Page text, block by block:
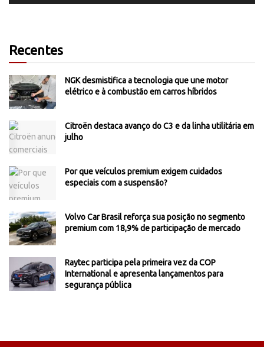
Recentes
NGK desmistifica a tecnologia que une motor
elétrico e à combustão em carros híbridos
Citroën destaca avanço do C3 e da linha utilitária em
julho
Por que veículos premium exigem cuidados
especiais com a suspensão?
Volvo Car Brasil reforça sua posição no segmento
premium com 18,9% de participação de mercado
Raytec participa pela primeira vez da COP
International e apresenta lançamentos para
segurança pública